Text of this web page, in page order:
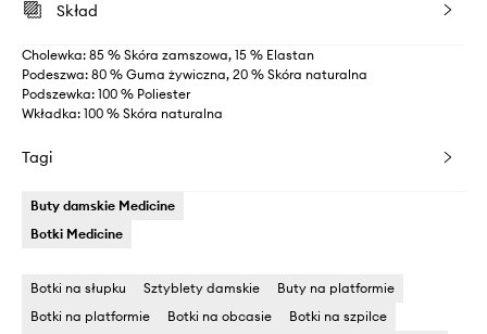
Skład
Cholewka: 85 % Skóra zamszowa, 15 % Elastan
Podeszwa: 80 % Guma żywiczna, 20 % Skóra naturalna
Podszewka: 100 % Poliester
Wkładka: 100 % Skóra naturalna
Tagi
Buty damskie Medicine
Botki Medicine
Botki na słupku Sztyblety damskie
Buty na platformie
Botki na platformie
Botki na obcasie
Botki na szpilce